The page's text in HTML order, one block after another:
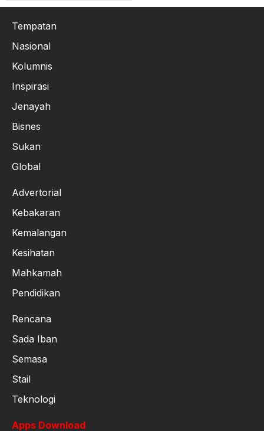
Tempatan
Nasional
Kolumnis
Inspirasi
Jenayah
Bisnes
Sukan
Global
Advertorial
Kebakaran
Kemalangan
Kesihatan
Mahkamah
Pendidikan
Rencana
Sada Iban
Semasa
Stail
Teknologi
Apps Download